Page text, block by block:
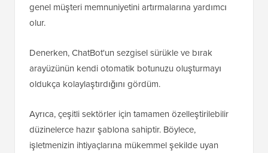
genel müşteri memnuniyetini artırmalarına yardımcı
olur.
Denerken, ChatBot'un sezgisel sürükle ve bırak
arayüzünün kendi otomatik botunuzu oluşturmayı
oldukça kolaylaştırdığını gördüm.
Ayrıca, çeşitli sektörler için tamamen özelleştirilebilir
düzinelerce hazır şablona sahiptir. Böylece,
işletmenizin ihtiyaçlarına mükemmel şekilde uyan